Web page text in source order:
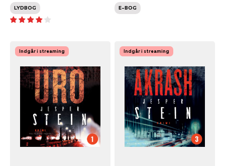
LYDBOG E-BOG
Indgår i streaming Indgår i streaming